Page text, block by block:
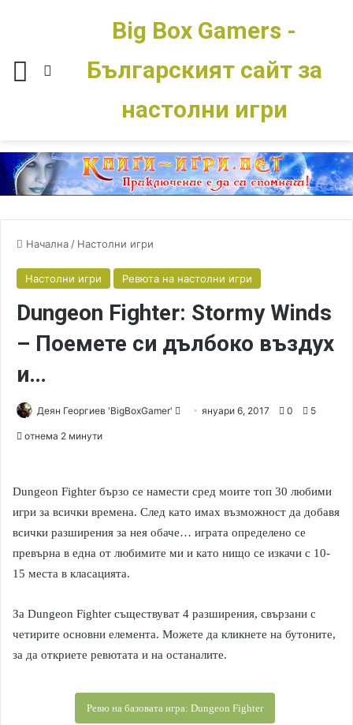
Меню Switch skin
Big Box Gamers -
Българският сайт за
настолни игри
Начална/ Настолни игри
Настолни игри Ревюта на настолни игри
Dungeon Fighter: Stormy Winds
– Поемете си дълбоко въздух
и…
Деян Георгиев 'BigBoxGamer' януари 6, 2017 0 5
отнема 2 минути
Dungeon Fighter бързо се намести сред моите топ 30 любими
игри за всички времена. След като имах възможност да добавя
всички разширения за нея обаче… играта определено се
превърна в една от любимите ми и като нищо се изкачи с 10-
15 места в класацията.
За Dungeon Fighter съществуват 4 разширения, свързани с
четирите основни елемента. Можете да кликнете на бутоните,
за да откриете ревютата и на останалите.
Ревю на базовата игра: Dungeon Fighter